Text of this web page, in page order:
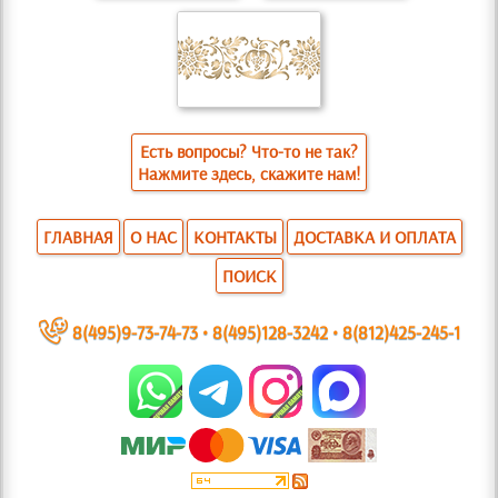
Есть вопросы? Что-то не так?
Нажмите здесь, скажите нам!
ГЛАВНАЯ О НАС КОНТАКТЫ
ДОСТАВКА И ОПЛАТА
ПОИСК
~ 8(495)9-73-74-73•8(495)128-3242•8(812)425-245-1